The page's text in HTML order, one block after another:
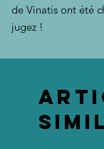
de Vinatis ont été
jugez !